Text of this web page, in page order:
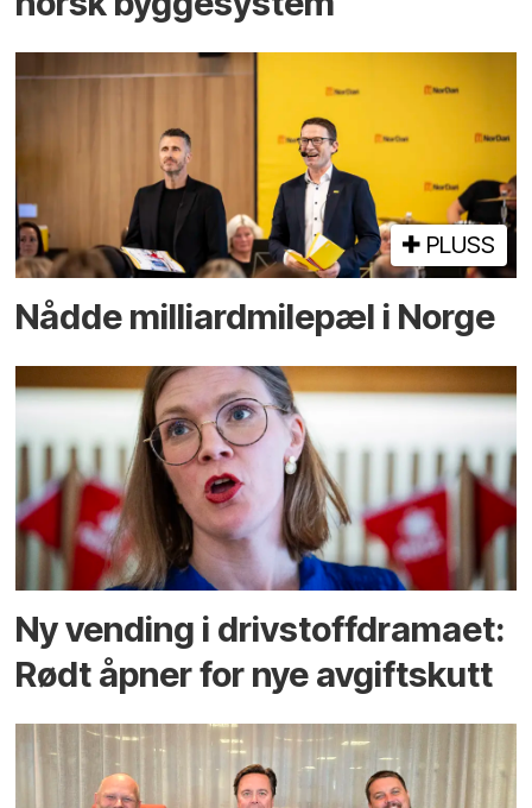
PLUSS
Nådde milliard­­milepæl i Norge
Ny vending i drivstoffdramaet:
Rødt åpner for nye avgiftskutt